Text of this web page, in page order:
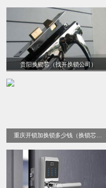
贵阳换锁芯（找开换锁公司）